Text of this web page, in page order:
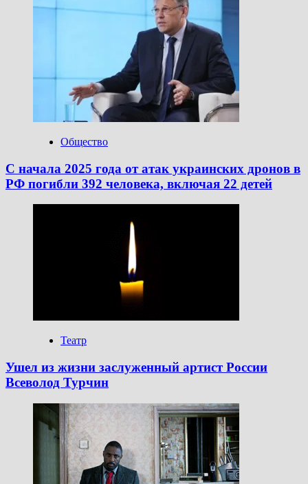
Общество
С начала 2025 года от атак украинских дронов в
РФ погибли 392 человека, включая 22 детей
Театр
Ушел из жизни заслуженный артист России
Всеволод Турчин